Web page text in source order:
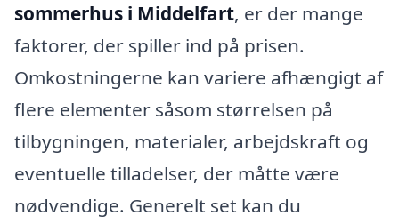
sommerhus i Middelfart, er der mange
faktorer, der spiller ind på prisen.
Omkostningerne kan variere afhængigt af
flere elementer såsom størrelsen på
tilbygningen, materialer, arbejdskraft og
eventuelle tilladelser, der måtte være
nødvendige. Generelt set kan du